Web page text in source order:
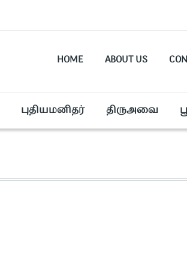
HOME ABOUT US
புதியமனிதர் திருஅவை